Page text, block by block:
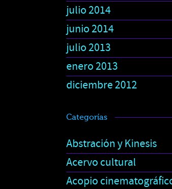
julio 2014
junio 2014
julio 2013
enero 2013
diciembre 2012
Categorías
Abstración y Kinesis
Acervo cultural
Acopio